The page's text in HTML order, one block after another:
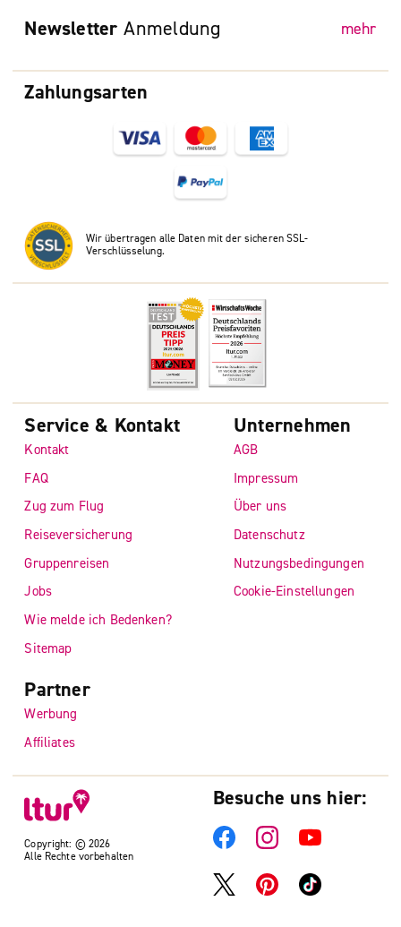
Zahlungsarten
Wir übertragen alle Daten mit der sicheren SSL-
Verschlüsselung.
Newsletter Anmeldung mehr
Copyright: © 2026
Alle Rechte vorbehalten
Service & Kontakt
Kontakt
FAQ
Zug zum Flug
Reiseversicherung
Gruppenreisen
Jobs
Wie melde ich Bedenken?
Sitemap
Unternehmen
AGB
Impressum
Über uns
Datenschutz
Nutzungsbedingungen
Cookie-Einstellungen
Partner
Werbung
Affiliates
Besuche uns hier: